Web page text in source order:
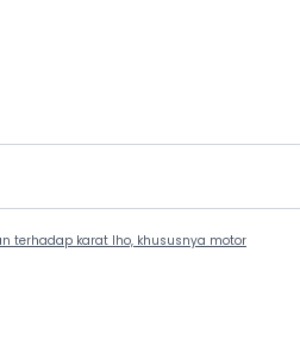
terhadap karat lho, khususnya motor